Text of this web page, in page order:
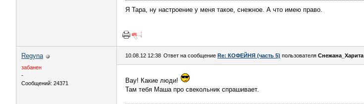
Я Тара, ну настроение у меня такое, снежное. А что имею право.
Regyna
забанен
-
Сообщений: 24371
10.08.12 12:38 Ответ на сообщение Re: КОФЕЙНЯ (часть 5) пользователя Снежана_Харита
Вау! Какие люди!
Там тебя Маша про свекольник спрашивает.